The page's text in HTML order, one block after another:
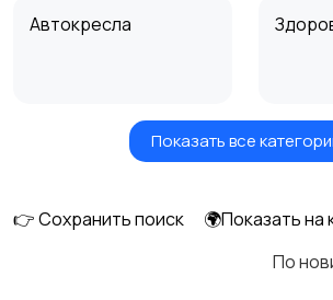
Автокресла
Игрушки и игрыПоказать все
👉 Сохранить поиск
🌍Показать на
По